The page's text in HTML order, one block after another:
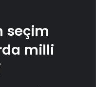
seçim
milli